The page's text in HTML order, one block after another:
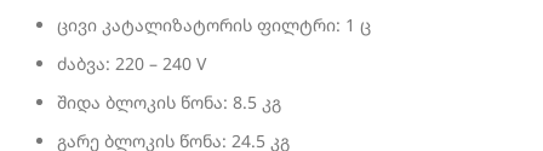
ცივი კატალიზატორის ფილტრი: 1 ც
ძაბვა: 220 – 240 V
შიდა ბლოკის წონა: 8.5 კგ
გარე ბლოკის წონა: 24.5 კგ